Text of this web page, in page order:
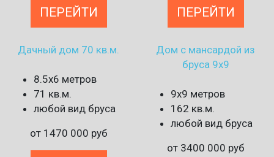
ПЕРЕЙТИ ПЕРЕЙТИ
Дачный дом 70 кв.м.
8.5х6 метров
71 кв.м.
любой вид бруса
от 1470 000 руб
Дом с мансардой из
бруса 9х9
9х9 метров
162 кв.м.
любой вид бруса
от 3400 000 руб